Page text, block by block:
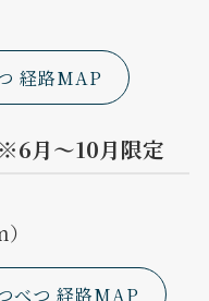
経路MAP
月～10月限定
べつ 経路MAP